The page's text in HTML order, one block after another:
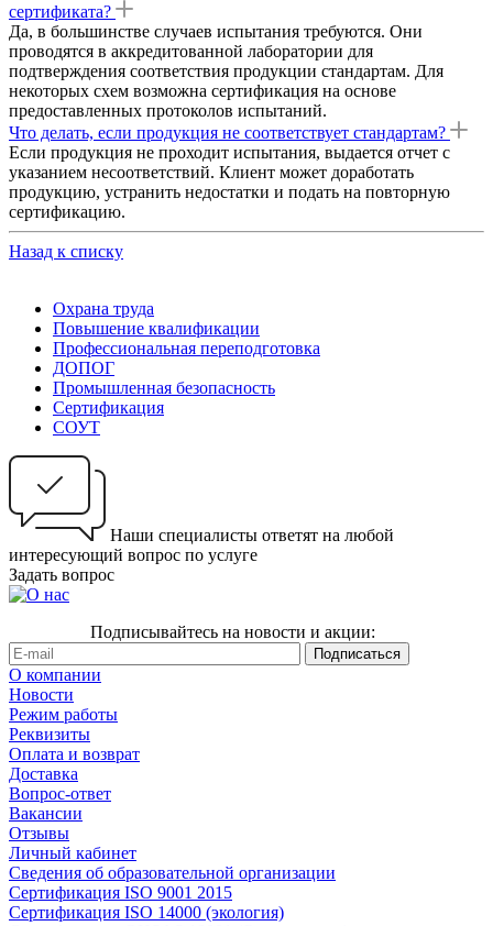
сертификата?
Да, в большинстве случаев испытания требуются. Они
проводятся в аккредитованной лаборатории для
подтверждения соответствия продукции стандартам. Для
некоторых схем возможна сертификация на основе
предоставленных протоколов испытаний.
Что делать, если продукция не соответствует стандартам?
Если продукция не проходит испытания, выдается отчет с
указанием несоответствий. Клиент может доработать
продукцию, устранить недостатки и подать на повторную
сертификацию.
Назад к списку
Охрана труда
Повышение квалификации
Профессиональная переподготовка
ДОПОГ
Промышленная безопасность
Сертификация
СОУТ
Наши специалисты ответят на любой
интересующий вопрос по услуге
Задать вопрос
Подписывайтесь на новости и акции:
О компании
Новости
Режим работы
Реквизиты
Оплата и возврат
Доставка
Вопрос-ответ
Вакансии
Отзывы
Личный кабинет
Сведения об образовательной организации
Сертификация ISO 9001 2015
Сертификация ISO 14000 (экология)